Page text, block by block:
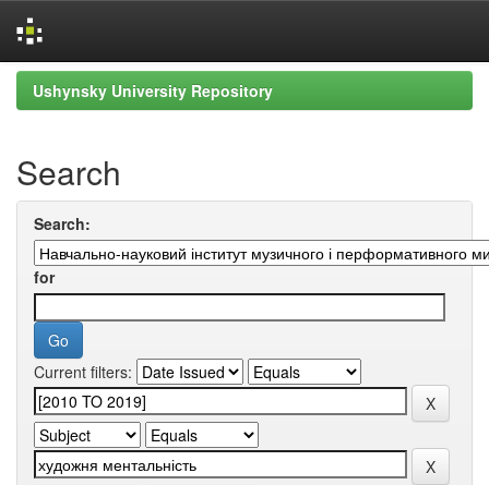
Skip
navigation
Ushynsky University Repository
Search
Search:
for
Current filters: